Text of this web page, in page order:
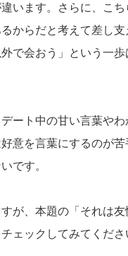
います。さらに、こ
からだと考えて差し
で会おう」という一歩
ート中の甘い言葉や
意を言葉にするのが苦
です。
が、本題の「それは友
ェックしてみてくださ